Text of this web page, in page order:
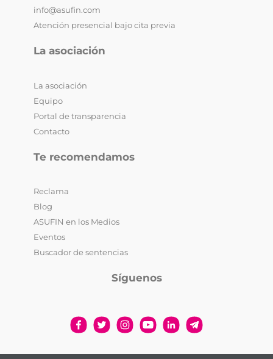
info@asufin.com
Atención presencial bajo cita previa
La asociación
La asociación
Equipo
Portal de transparencia
Contacto
Te recomendamos
Reclama
Blog
ASUFIN en los Medios
Eventos
Buscador de sentencias
Síguenos